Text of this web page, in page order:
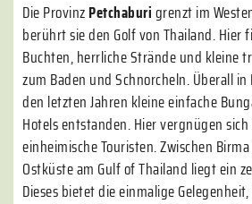
Die ProvinzPetchaburigrenzt im
berührt sie den Golf von Thailand. Hier
Buchten, herrliche Strände und kleine
zum Baden und Schnorcheln. Überall
den letzten Jahren kleine einfache
Hotels entstanden. Hier vergnügen
einheimische Touristen. Zwischen
Ostküste am Gulf of Thailand liegt ein
Dieses bietet die einmalige